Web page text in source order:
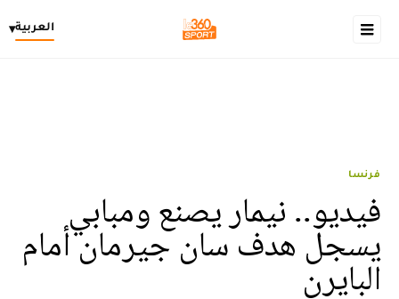
العربية▾
فرنسا
فيديو.. نيمار يصنع ومبابي
يسجل هدف سان جيرمان أمام
البايرن